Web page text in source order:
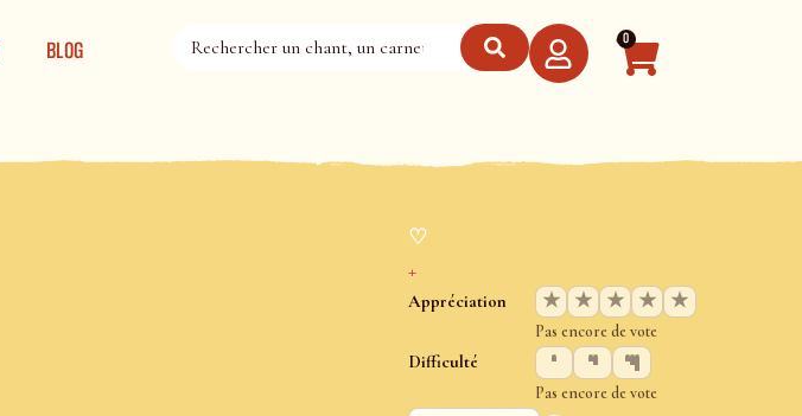
BLOG 0
♡
+
Appréciation ★ ★ ★ ★ ★
Pas encore de vote
Difficulté
Pas encore de vote